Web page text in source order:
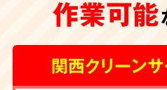
作業可能
関西クリーン